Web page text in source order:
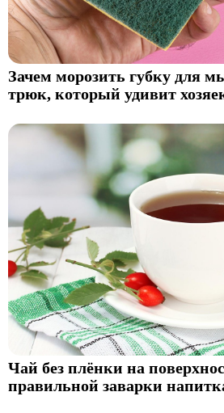
Зачем морозить губку для
трюк, который удивит
Чай без плёнки на
правильной заварки